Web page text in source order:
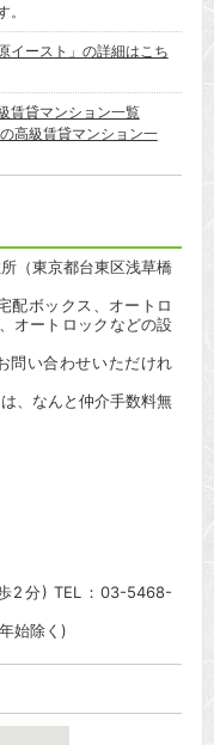
イースト」の詳細はこち
賃貸マンション一覧
高級賃貸マンション一
（東京都台東区浅草橋
配ボックス、オートロ
オートロックなどの設
問い合わせいただけれ
、なんと仲介手数料無
2分) TEL：03-5468-
始除く)